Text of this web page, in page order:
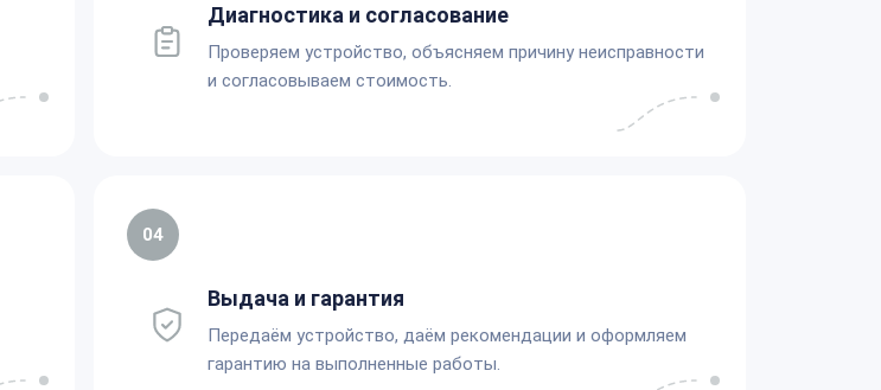
Диагностика и согласование
Проверяем устройство, объясняем причину неисправности
и согласовываем стоимость.
04
Выдача и гарантия
Передаём устройство, даём рекомендации и оформляем
гарантию на выполненные работы.